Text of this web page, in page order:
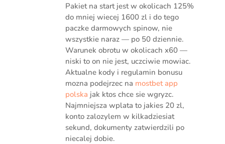
Pakiet na start jest w okolicach 125%
do mniej wiecej 1600 zl i do tego
paczke darmowych spinow, nie
wszystkie naraz — po 50 dziennie.
Warunek obrotu w okolicach x60 —
niski to on nie jest, uczciwie mowiac.
Aktualne kody i regulamin bonusu
mozna podejrzec na mostbet app
polska jak ktos chce sie wgryzc.
Najmniejsza wplata to jakies 20 zl,
konto zalozylem w kilkadziesiat
sekund, dokumenty zatwierdzili po
niecalej dobie.